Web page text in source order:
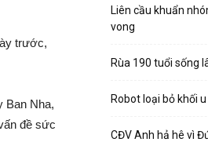
trước,
Ban Nha,
đề sức
Liên cầu khuẩn
vong
Rùa 190 tuổi sống
Robot loại bỏ khối
CĐV Anh hả hê vì